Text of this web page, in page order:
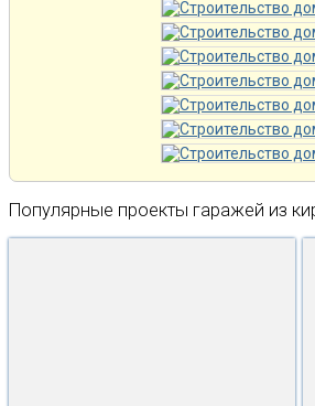
Популярные проекты гаражей из